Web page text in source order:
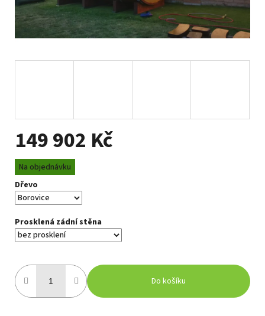
149 902 Kč
Měrná
cena:
Na objednávku
Dřevo
Prosklená zádní stěna
Do košíku